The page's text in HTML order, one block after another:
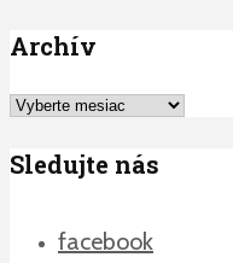
Archív
Archív
Sledujte nás
facebook